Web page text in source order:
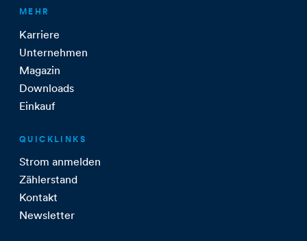
MEHR
Karriere
Unternehmen
Magazin
Downloads
Einkauf
QUICKLINKS
Strom anmelden
Zählerstand
Kontakt
Newsletter